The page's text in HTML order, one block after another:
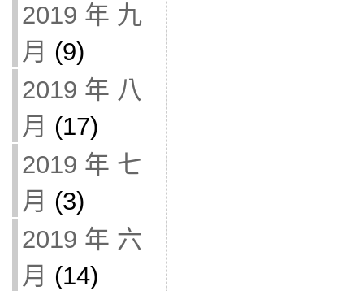
2019 年 九
月 (9)
2019 年 八
月 (17)
2019 年 七
月 (3)
2019 年 六
月 (14)